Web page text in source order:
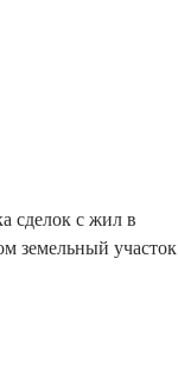
сделок с жил в
земельный участок